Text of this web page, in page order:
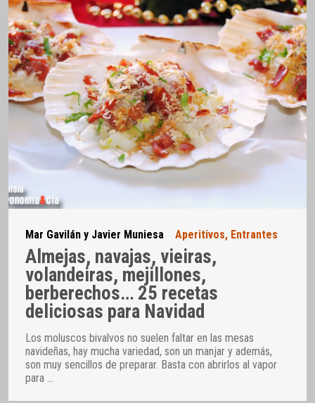
Mar Gavilán y Javier Muniesa Aperitivos, Entrantes
Almejas, navajas, vieiras,
volandeiras, mejillones,
berberechos… 25 recetas
deliciosas para Navidad
Los moluscos bivalvos no suelen faltar en las mesas
navideñas, hay mucha variedad, son un manjar y además,
son muy sencillos de preparar. Basta con abrirlos al vapor
para